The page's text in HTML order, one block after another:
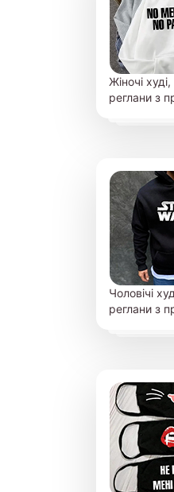
Жіночі
реглани з
Чоловічі
реглани з